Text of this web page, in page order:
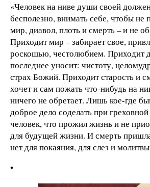
«Человек на ниве души своей
бесполезно, внимать себе, чтобы не
мир, диавол, плоть и смерть – и не
Приходит мир – забирает свое,
роскошью, честолюбием. Приходит
последнее уносит: чистоту,
страх Божий. Приходит старость и
хочет и сам пожать что-нибудь на
ничего не обретает. Лишь кое-где
доброе дело соделать при
человек, что прожил жизнь и не
для будущей жизни. И смерть
нет для покаяния, для слез и
•